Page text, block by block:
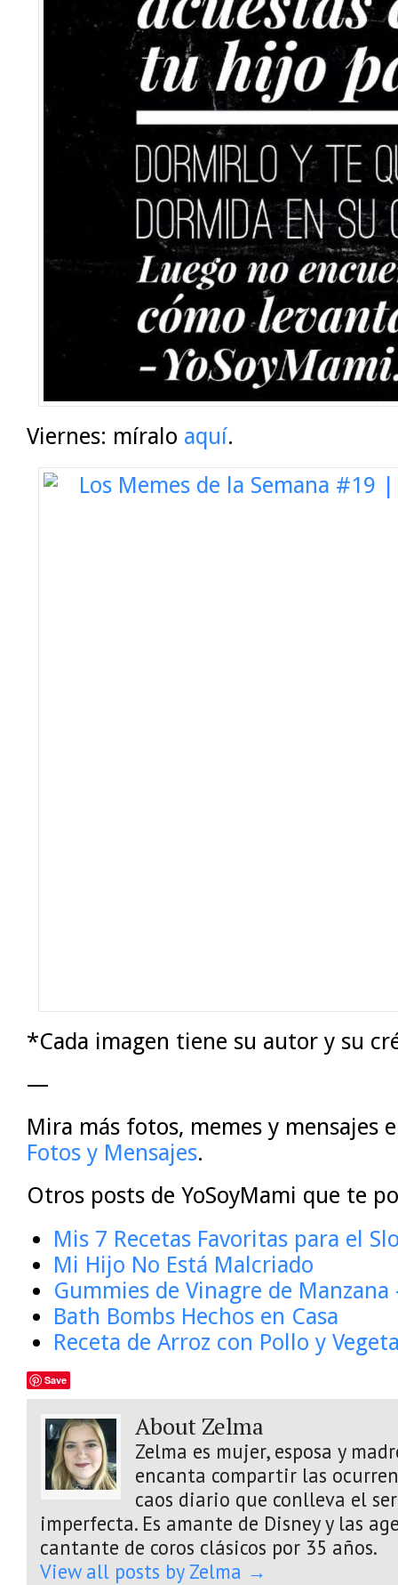
Viernes: míralo aquí.
*Cada imagen tiene su autor y su
—
Mira más fotos, memes y mensajes
Fotos y Mensajes.
Otros posts de YoSoyMami que te
Mis 7 Recetas Favoritas para el
Mi Hijo No Está Malcriado
Gummies de Vinagre de Manzana
Bath Bombs Hechos en Casa
Receta de Arroz con Pollo y
Save
About Zelma
Zelma es mujer, esposa y
encanta compartir las
caos diario que conlleva el
imperfecta. Es amante de Disney y las
cantante de coros clásicos por 35 años.
View all posts by Zelma →